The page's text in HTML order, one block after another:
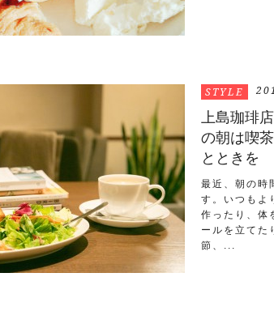
STYLE
上島珈琲
の朝は喫
とときを
最近、朝の時
す。いつもよ
作ったり、体
ールを立てた
節、...